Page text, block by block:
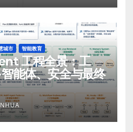
城市 智能教育
工程全景：工
能体、安全与最终